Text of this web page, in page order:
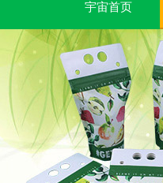
宇宙首页